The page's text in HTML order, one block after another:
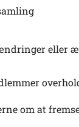
eller
om at